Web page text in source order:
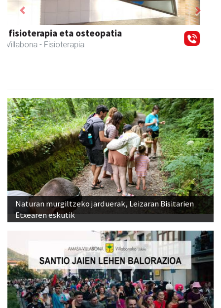
Amasa kafetegia
Amasa-Villabona - Gozotegiak
Previous Next
Naturan murgiltzeko jarduerak, Leizaran Bisitarien
Etxearen eskutik